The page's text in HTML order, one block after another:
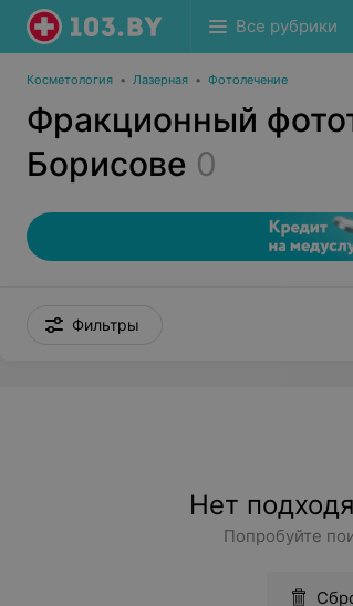
Все рубрики
Косметология • Лазерная • Фотолечение
Фракционный
Борисове 0
Фильтры
Нет
Попробуйте